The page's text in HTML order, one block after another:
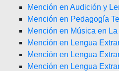
Mención en Audición y
Mención en Pedagogía
Mención en Música en
Mención en Lengua
Mención en Lengua
Mención en Lengua